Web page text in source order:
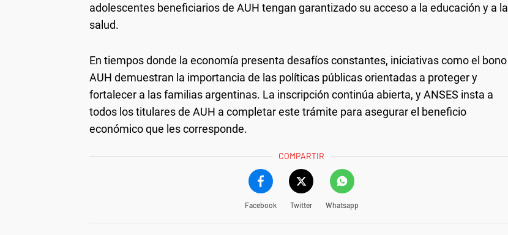
adolescentes beneficiarios de AUH tengan garantizado su acceso a la educación y a la
salud.
En tiempos donde la economía presenta desafíos constantes, iniciativas como el bono
AUH demuestran la importancia de las políticas públicas orientadas a proteger y
fortalecer a las familias argentinas. La inscripción continúa abierta, y ANSES insta a
todos los titulares de AUH a completar este trámite para asegurar el beneficio
económico que les corresponde.
COMPARTIR
Facebook Twitter Whatsapp